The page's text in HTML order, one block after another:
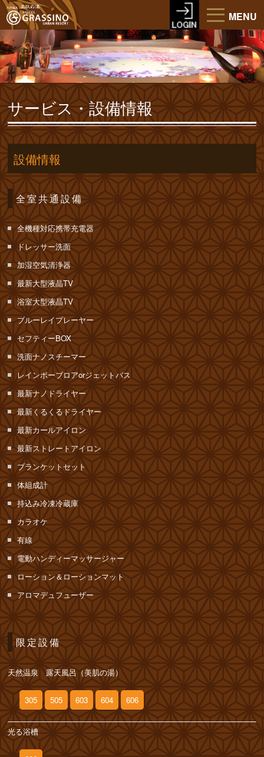
MENU
サービス・設備情報
設備情報
全室共通設備
全機種対応携帯充電器
ドレッサー洗面
加湿空気清浄器
最新大型液晶TV
浴室大型液晶TV
ブルーレイプレーヤー
セフティーBOX
洗面ナノスチーマー
レインボーブロアorジェットバス
最新ナノドライヤー
最新くるくるドライヤー
最新カールアイロン
最新ストレートアイロン
ブランケットセット
体組成計
持込み冷凍冷蔵庫
カラオケ
有線
電動ハンディーマッサージャー
ローション＆ローションマット
アロマデュフューザー
限定設備
天然温泉 露天風呂（美肌の湯）
305 505 603 604 606
光る浴槽